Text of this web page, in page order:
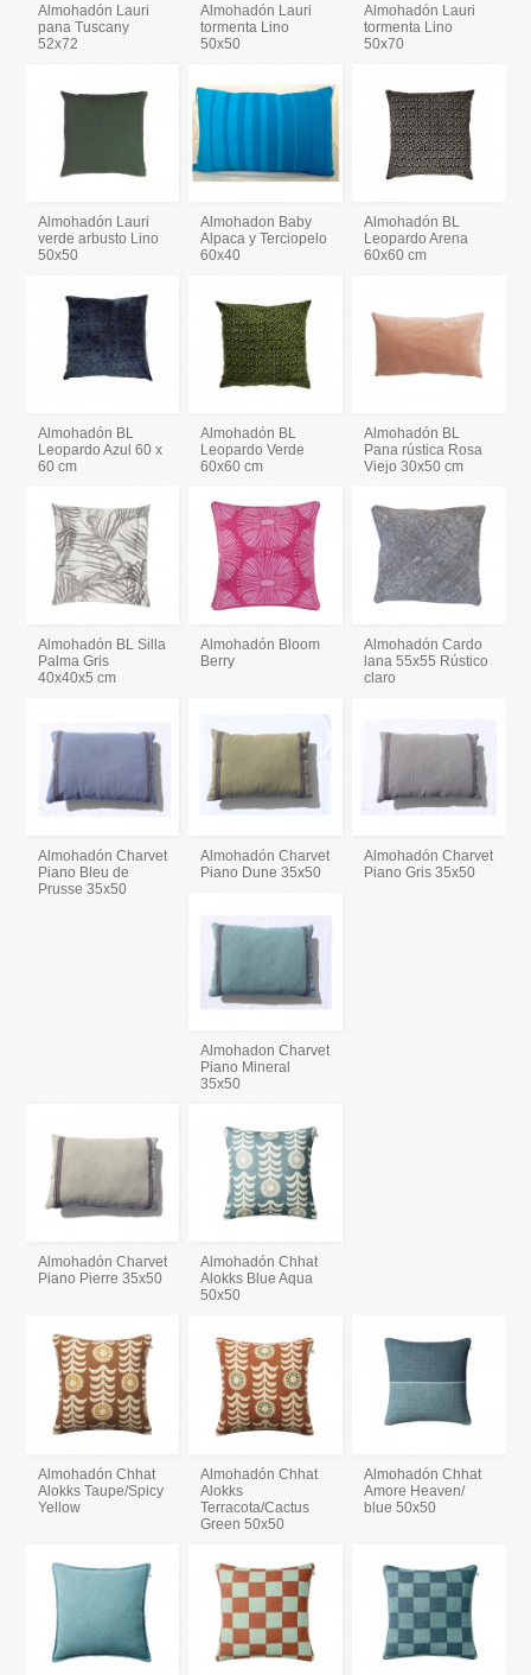
Almohadón Lauri
pana Tuscany
52x72
Almohadón Lauri
tormenta Lino
50x50
Almohadón Lauri
tormenta Lino
50x70
Almohadón Lauri
verde arbusto Lino
50x50
Almohadon Baby
Alpaca y Terciopelo
60x40
Almohadón BL
Leopardo Arena
60x60 cm
Almohadón BL
Leopardo Azul 60 x
60 cm
Almohadón BL
Leopardo Verde
60x60 cm
Almohadón BL
Pana rústica Rosa
Viejo 30x50 cm
Almohadón BL Silla
Palma Gris
40x40x5 cm
Almohadón Bloom
Berry
Almohadón Cardo
lana 55x55 Rústico
claro
Almohadón Charvet
Piano Bleu de
Prusse 35x50
Almohadón Charvet
Piano Dune 35x50
Almohadón Charvet
Piano Gris 35x50
Almohadon Charvet
Piano Mineral
35x50
Almohadón Charvet
Piano Pierre 35x50
Almohadón Chhat
Alokks Blue Aqua
50x50
Almohadón Chhat
Alokks Taupe/Spicy
Yellow
Almohadón Chhat
Alokks
Terracota/Cactus
Green 50x50
Almohadón Chhat
Amore Heaven/
blue 50x50